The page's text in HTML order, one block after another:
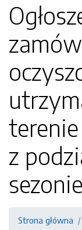
z
Strona główna